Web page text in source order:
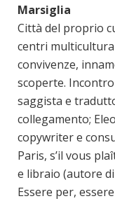
Marsiglia
Città del proprio
centri
convivenze,
scoperte.
saggista e
collegamento;
copywriter e
Paris, s’il vous
e libraio (autore
Essere per,